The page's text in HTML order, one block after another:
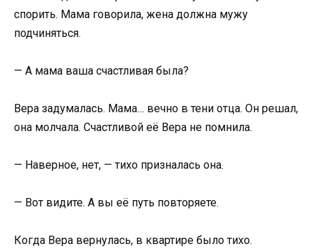
спорить. Мама говорила, жена должна мужу
подчиняться.
— А мама ваша счастливая была?
Вера задумалась. Мама… вечно в тени отца. Он решал,
она молчала. Счастливой её Вера не помнила.
— Наверное, нет, — тихо призналась она.
— Вот видите. А вы её путь повторяете.
Когда Вера вернулась, в квартире было тихо.